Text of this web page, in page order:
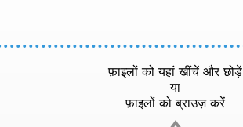
फ़ाइलों को यहां खींचें और छोड़ें
या
फ़ाइलों को ब्राउज़ करें